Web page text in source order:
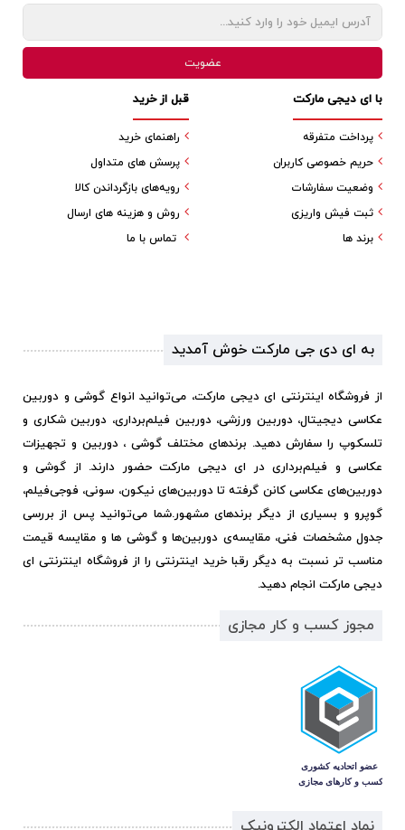
قبل از خرید
راهنمای خرید
پرسش های متداول
رویه‌های بازگرداندن کالا
روش و هزینه های ارسال
تماس با ما
با ای دیجی مارکت
پرداخت متفرقه
حریم خصوصی کاربران
وضعیت سفارشات
ثبت فیش واریزی
برند ها
به ای دی جی مارکت خوش آمدید
از فروشگاه اینترنتی ای دیجی مارکت، می‌توانید انواع گوشی و دوربین
عکاسی دیجیتال، دوربین ورزشی، دوربین فیلم‌برداری، دوربین شکاری و
تلسکوپ را سفارش دهید. برندهای مختلف گوشی ، دوربین و تجهیزات
عکاسی و فیلم‌برداری در ای دیجی مارکت حضور دارند. از گوشی و
دوربین‌های عکاسی کانن گرفته تا دوربین‌های نیکون، سونی، فوجی‌فیلم،
گوپرو و بسیاری از دیگر برندهای مشهور.شما می‌توانید پس از بررسی
جدول مشخصات فنی، مقایسه‌ی دوربین‌ها و گوشی ها و مقایسه قیمت
مناسب تر نسبت به دیگر رقبا خرید اینترنتی را از فروشگاه اینترنتی ای
دیجی مارکت انجام دهید.
مجوز کسب و کار مجازی